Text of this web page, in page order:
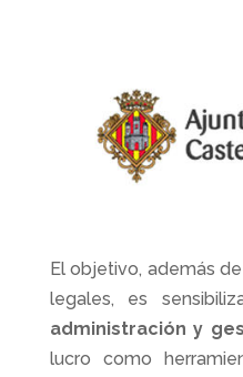
El objetivo, además
legales, es
administración y
lucro como